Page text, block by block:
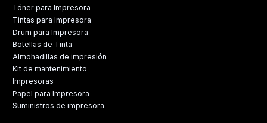
Tóner para Impresora
Tintas para Impresora
Drum para Impresora
Botellas de Tinta
Almohadillas de impresión
Kit de mantenimiento
Impresoras
Papel para Impresora
Suministros de impresora